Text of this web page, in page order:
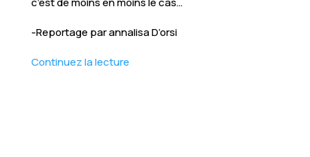
-Reportage par annalisa D’orsi
Continuez la lecture